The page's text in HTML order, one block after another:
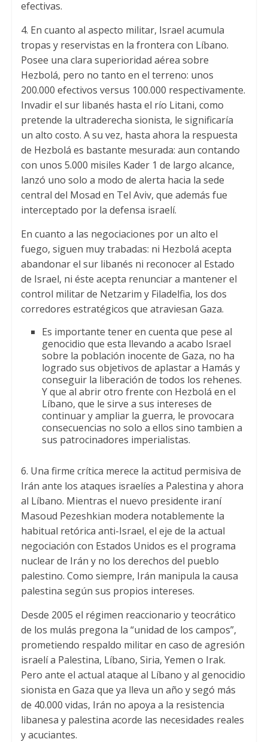
efectivas.
4. En cuanto al aspecto militar, Israel acumula
tropas y reservistas en la frontera con Líbano.
Posee una clara superioridad aérea sobre
Hezbolá, pero no tanto en el terreno: unos
200.000 efectivos versus 100.000 respectivamente.
Invadir el sur libanés hasta el río Litani, como
pretende la ultraderecha sionista, le significaría
un alto costo. A su vez, hasta ahora la respuesta
de Hezbolá es bastante mesurada: aun contando
con unos 5.000 misiles Kader 1 de largo alcance,
lanzó uno solo a modo de alerta hacia la sede
central del Mosad en Tel Aviv, que además fue
interceptado por la defensa israelí.
En cuanto a las negociaciones por un alto el
fuego, siguen muy trabadas: ni Hezbolá acepta
abandonar el sur libanés ni reconocer al Estado
de Israel, ni éste acepta renunciar a mantener el
control militar de Netzarim y Filadelfia, los dos
corredores estratégicos que atraviesan Gaza.
Es importante tener en cuenta que pese al
genocidio que esta llevando a acabo Israel
sobre la población inocente de Gaza, no ha
logrado sus objetivos de aplastar a Hamás y
conseguir la liberación de todos los rehenes.
Y que al abrir otro frente con Hezbolá en el
Líbano, que le sirve a sus intereses de
continuar y ampliar la guerra, le provocara
consecuencias no solo a ellos sino tambien a
sus patrocinadores imperialistas.
6. Una firme crítica merece la actitud permisiva de
Irán ante los ataques israelíes a Palestina y ahora
al Líbano. Mientras el nuevo presidente iraní
Masoud Pezeshkian modera notablemente la
habitual retórica anti-Israel, el eje de la actual
negociación con Estados Unidos es el programa
nuclear de Irán y no los derechos del pueblo
palestino. Como siempre, Irán manipula la causa
palestina según sus propios intereses.
Desde 2005 el régimen reaccionario y teocrático
de los mulás pregona la “unidad de los campos”,
prometiendo respaldo militar en caso de agresión
israelí a Palestina, Líbano, Siria, Yemen o Irak.
Pero ante el actual ataque al Líbano y al genocidio
sionista en Gaza que ya lleva un año y segó más
de 40.000 vidas, Irán no apoya a la resistencia
libanesa y palestina acorde las necesidades reales
y acuciantes.